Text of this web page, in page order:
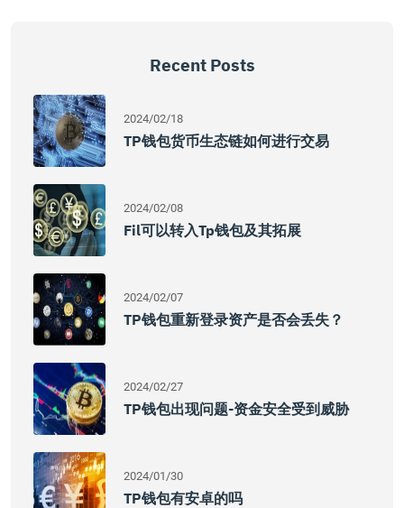
Recent Posts
2024/02/18
TP钱包货币生态链如何进行交易
2024/02/08
Fil可以转入tp钱包及其拓展
2024/02/07
TP钱包重新登录资产是否会丢失？
2024/02/27
TP钱包出现问题-资金安全受到威胁
2024/01/30
TP钱包有安卓的吗